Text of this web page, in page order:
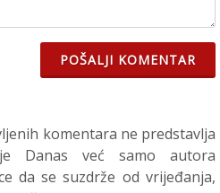
POŠALJI KOMENTAR
komentara ne predstavlja
Danas već samo autora
da se suzdrže od vrijeđanja,